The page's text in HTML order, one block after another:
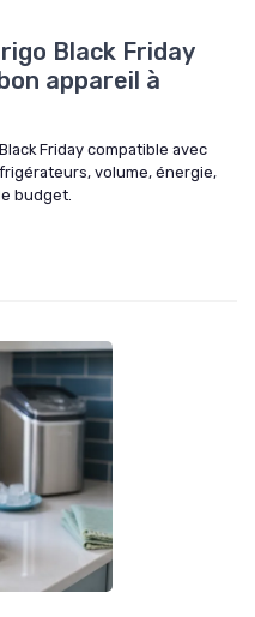
Black Friday
appareil à
Friday compatible avec
volume, énergie,
budget.